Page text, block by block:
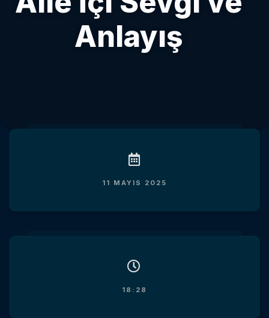
KITAPLAR
SÖZLER
Anlayış
11 MAYIS 2025
18:28